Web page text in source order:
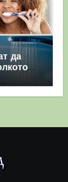
да